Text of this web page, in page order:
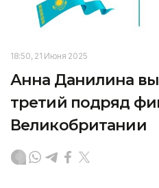
18:50, 21 Июня 2025
Анна Данилина
третий подряд
Великобритании